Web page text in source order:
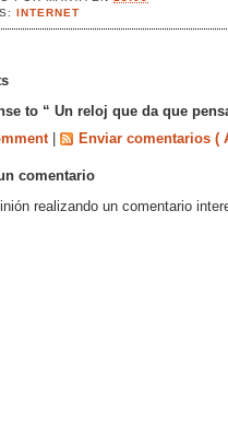
INTERNET
to “ Un reloj que da que
Enviar comentarios (
comentario
realizando un comentario